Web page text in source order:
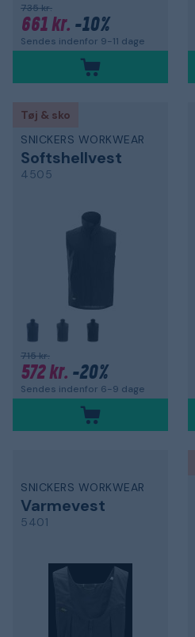
735 kr.
661 kr. -10%
Sendes indenfor 9-11 dage
Tøj & sko
SNICKERS WORKWEAR
Softshellvest
4505
715 kr.
572 kr. -20%
Sendes indenfor 6-9 dage
SNICKERS WORKWEAR
Varmevest
5401